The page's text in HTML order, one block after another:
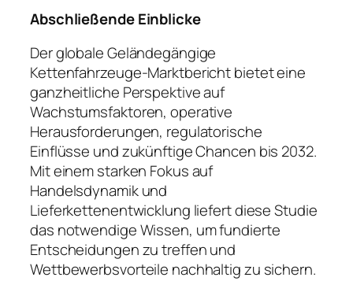
Abschließende Einblicke
Der globale Geländegängige
Kettenfahrzeuge-Marktbericht bietet eine
ganzheitliche Perspektive auf
Wachstumsfaktoren, operative
Herausforderungen, regulatorische
Einflüsse und zukünftige Chancen bis 2032.
Mit einem starken Fokus auf
Handelsdynamik und
Lieferkettenentwicklung liefert diese Studie
das notwendige Wissen, um fundierte
Entscheidungen zu treffen und
Wettbewerbsvorteile nachhaltig zu sichern.